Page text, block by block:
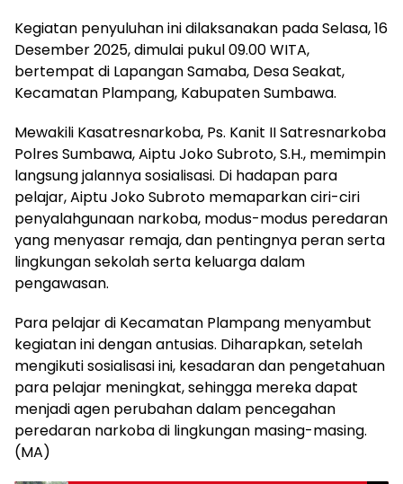
Kegiatan penyuluhan ini dilaksanakan pada Selasa, 16
Desember 2025, dimulai pukul 09.00 WITA,
bertempat di Lapangan Samaba, Desa Seakat,
Kecamatan Plampang, Kabupaten Sumbawa.
Mewakili Kasatresnarkoba, Ps. Kanit II Satresnarkoba
Polres Sumbawa, Aiptu Joko Subroto, S.H., memimpin
langsung jalannya sosialisasi. Di hadapan para
pelajar, Aiptu Joko Subroto memaparkan ciri-ciri
penyalahgunaan narkoba, modus-modus peredaran
yang menyasar remaja, dan pentingnya peran serta
lingkungan sekolah serta keluarga dalam
pengawasan.
Para pelajar di Kecamatan Plampang menyambut
kegiatan ini dengan antusias. Diharapkan, setelah
mengikuti sosialisasi ini, kesadaran dan pengetahuan
para pelajar meningkat, sehingga mereka dapat
menjadi agen perubahan dalam pencegahan
peredaran narkoba di lingkungan masing-masing.
(MA)